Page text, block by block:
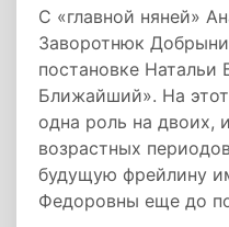
С «главной няней»
Заворотнюк
постановке Натальи
Ближайший». На
одна роль на двоих,
возрастных
будущую фрейлину
Федоровны еще до